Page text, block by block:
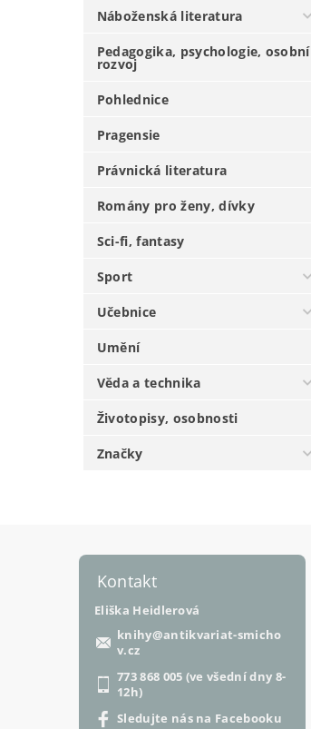
Náboženská literatura
Pedagogika, psychologie, osobní
rozvoj
Pohlednice
Pragensie
Právnická literatura
Romány pro ženy, dívky
Sci-fi, fantasy
Sport
Učebnice
Umění
Věda a technika
Životopisy, osobnosti
Značky
Kontakt
Eliška Heidlerová
knihy@antikvariat-smicho
v.cz
773 868 005 (ve všední dny 8-
12h)
Sledujte nás na Facebooku